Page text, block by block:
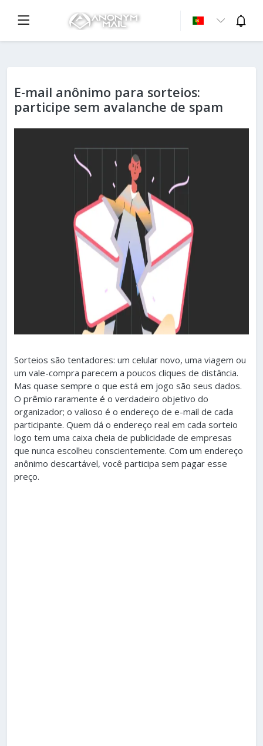
E-mail anônimo para sorteios:
participe sem avalanche de spam
Sorteios são tentadores: um celular novo, uma viagem ou
um vale-compra parecem a poucos cliques de distância.
Mas quase sempre o que está em jogo são seus dados.
O prêmio raramente é o verdadeiro objetivo do
organizador; o valioso é o endereço de e-mail de cada
participante. Quem dá o endereço real em cada sorteio
logo tem uma caixa cheia de publicidade de empresas
que nunca escolheu conscientemente. Com um endereço
anônimo descartável, você participa sem pagar esse
preço.